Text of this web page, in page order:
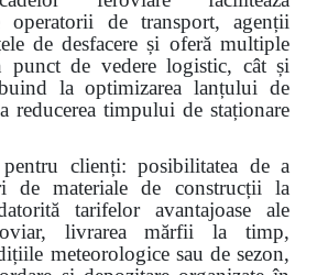
operatorii de transport, agenții
de desfacere și oferă multiple
punct de vedere logistic, cât și
la optimizarea lanțului de
reducerea timpului de staționare
clienți: posibilitatea de a
de materiale de construcții la
tarifelor avantajoase ale
livrarea mărfii la timp,
meteorologice sau de sezon,